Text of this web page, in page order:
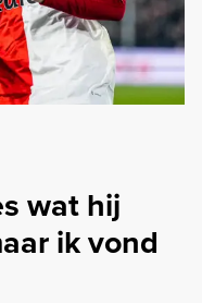
wat hij
ik vond